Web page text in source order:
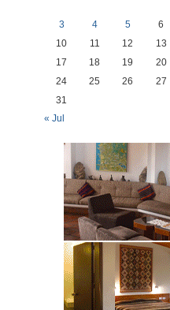
3
4 5 6
10
11 12 13
17
18 19 20
24
25 26 27
31
« Jul